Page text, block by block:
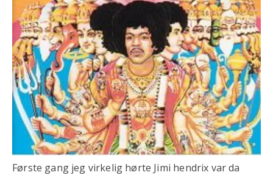
Første gang jeg virkelig hørte Jimi hendrix var da